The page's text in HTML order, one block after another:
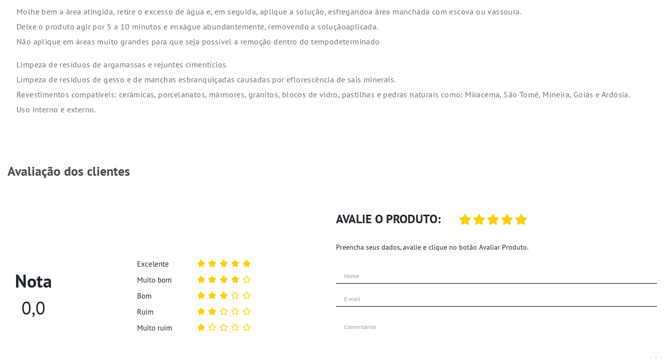
Molhe bem a área atingida, retire o excesso de água e, em seguida, aplique a solução, esfregandoa área manchada com escova ou vassoura.
Deixe o produto agir por 5 a 10 minutos e enxágue abundantemente, removendo a soluçãoaplicada.
Não aplique em áreas muito grandes para que seja possível a remoção dentro do tempodeterminado
Limpeza de resíduos de argamassas e rejuntes cimentícios.
Limpeza de resíduos de gesso e de manchas esbranquiçadas causadas por eflorescência de sais minerais.
Revestimentos compatíveis: cerâmicas, porcelanatos, mármores, granitos, blocos de vidro, pastilhas e pedras naturais como: Miracema, São Tomé, Mineira, Goiás e Ardósia.
Uso interno e externo.
Avaliação dos clientes
AVALIE O PRODUTO:
Preencha seus dados, avalie e clique no botão Avaliar Produto.
Nota
0,0
Excelente
Muito bom
Bom
Ruim
Muito ruim